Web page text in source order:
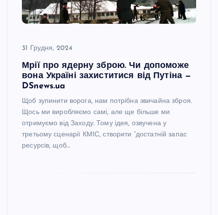
31 Грудня, 2024
Мрії про ядерну зброю. Чи допоможе
вона Україні захиститися від Путіна —
DSnews.ua
Щоб зупинити ворога, нам потрібна звичайна зброя.
Щось ми виробляємо самі, але ще більше ми
отримуємо від Заходу. Тому ідея, озвучена у
третьому сценарії КМІС, створити “достатній запас
ресурсів, щоб…